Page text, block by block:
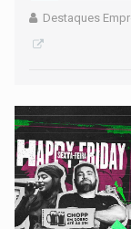
Destaques